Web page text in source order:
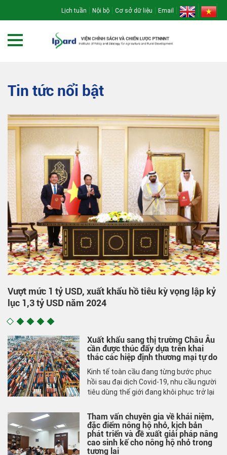
Lịch tuần Nội bộ Cơ sở dữ liệu Email
Tin tức nổi bật
Vượt mức 1 tỷ USD, xuất khẩu hồ tiêu kỳ vọng lập kỷ
lục 1,3 tỷ USD năm 2024
Xuất khẩu sang thị trường Châu Âu
cần được thúc đẩy dựa trên khai
thác các hiệp định thương mại tự do
Kinh tế toàn cầu đang từng bước phục
hồi sau đại dịch Covid-19, nhu cầu người
tiêu dùng thế giới đang khôi phục trở lại
Nam tích cực thúc đẩy tận dụng các lợi
thế từ các hiệp định thương mại tự do
(FTA), đặc biệt là Hiệp định thương mại
tự do Việt Nam - Liên minh châu Âu
(EVFTA), để khai thác tốt và nâng cao
Tham vấn chuyên gia về khái niệm,
đặc điểm nông hộ nhỏ, kịch bản
phát triển và đề xuất giải pháp nâng
cao sinh kế cho nông hộ nhỏ trong
tương lai